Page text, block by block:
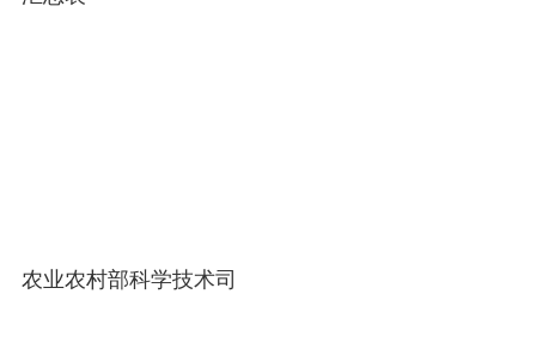
农业农村部科学技术司